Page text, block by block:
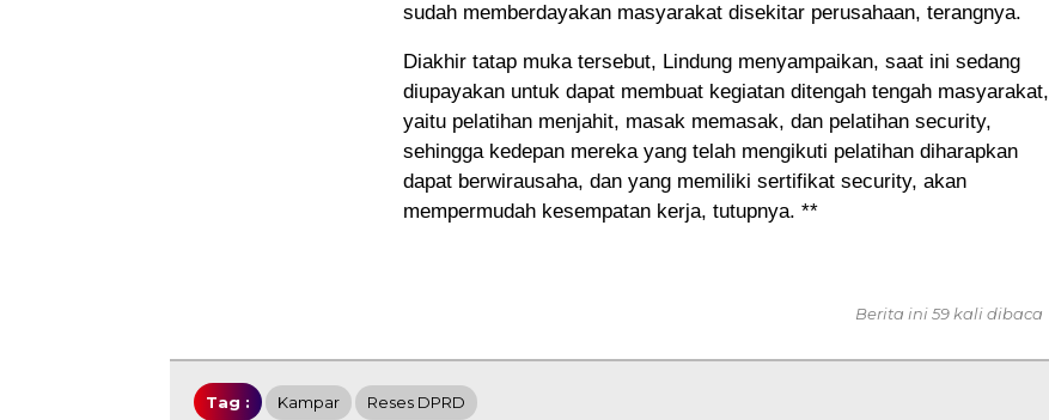
sudah memberdayakan masyarakat disekitar perusahaan, terangnya.
Diakhir tatap muka tersebut, Lindung menyampaikan, saat ini sedang
diupayakan untuk dapat membuat kegiatan ditengah tengah masyarakat,
yaitu pelatihan menjahit, masak memasak, dan pelatihan security,
sehingga kedepan mereka yang telah mengikuti pelatihan diharapkan
dapat berwirausaha, dan yang memiliki sertifikat security, akan
mempermudah kesempatan kerja, tutupnya. **
Berita ini 59 kali dibaca
Tag : Kampar Reses DPRD